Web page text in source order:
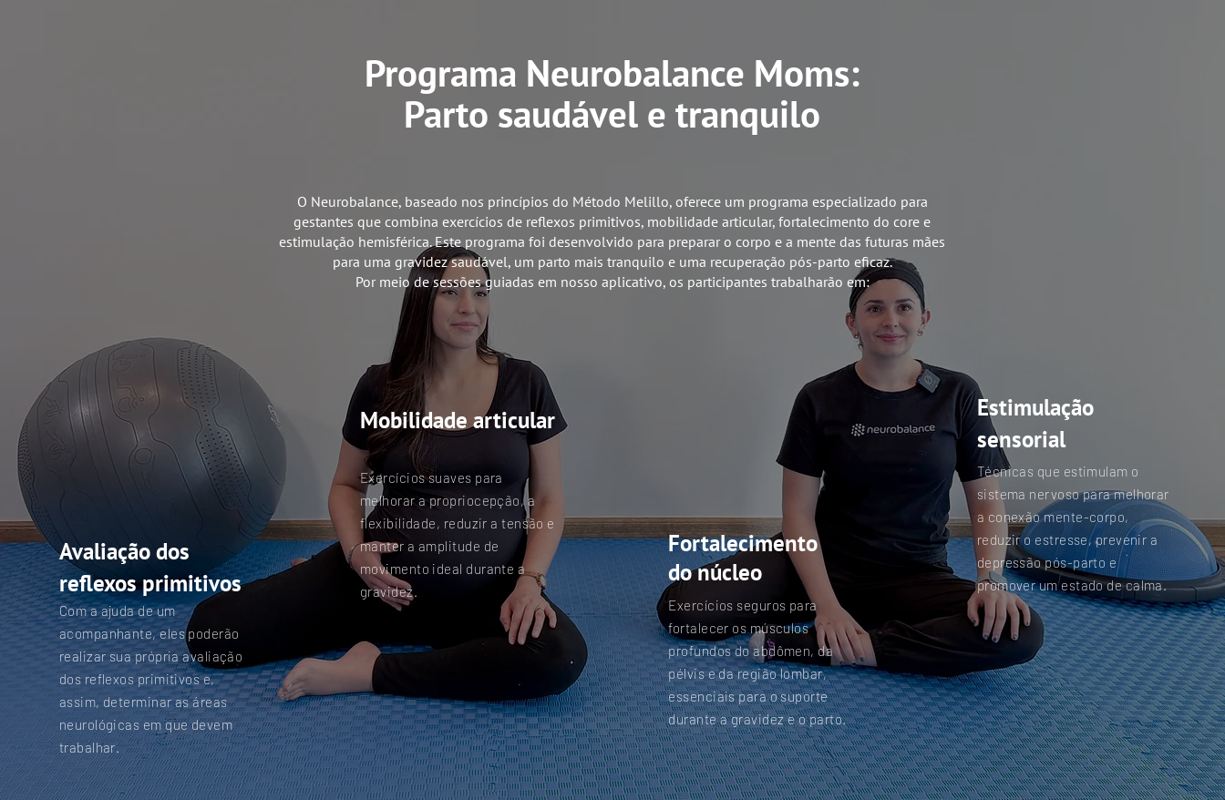
Avaliação dos
reflexos primitivos
Com a ajuda de um
acompanhante, eles poderão
realizar sua própria avaliação
dos reflexos primitivos e,
assim, determinar as áreas
neurológicas em que devem
trabalhar.
Mobilidade articular
Exercícios suaves para
melhorar a propriocepção, a
flexibilidade, reduzir a tensão e
manter a amplitude de
movimento ideal durante a
gravidez.
Fortalecimento
do núcleo
Exercícios seguros para
fortalecer os músculos
profundos do abdômen, da
pélvis e da região lombar,
essenciais para o suporte
durante a gravidez e o parto.
Estimulação
sensorial
Técnicas que estimulam o
sistema nervoso para melhorar
a conexão mente-corpo,
reduzir o estresse, prevenir a
depressão pós-parto e
promover um estado de calma.
O Neurobalance, baseado nos princípios do Método Melillo, oferece um programa especializado para
gestantes que combina exercícios de reflexos primitivos, mobilidade articular, fortalecimento do core e
estimulação hemisférica. Este programa foi desenvolvido para preparar o corpo e a mente das futuras mães
para uma gravidez saudável, um parto mais tranquilo e uma recuperação pós-parto eficaz.
Por meio de sessões guiadas em nosso aplicativo, os participantes trabalharão em:
Programa Neurobalance Moms:
Parto saudável e tranquilo